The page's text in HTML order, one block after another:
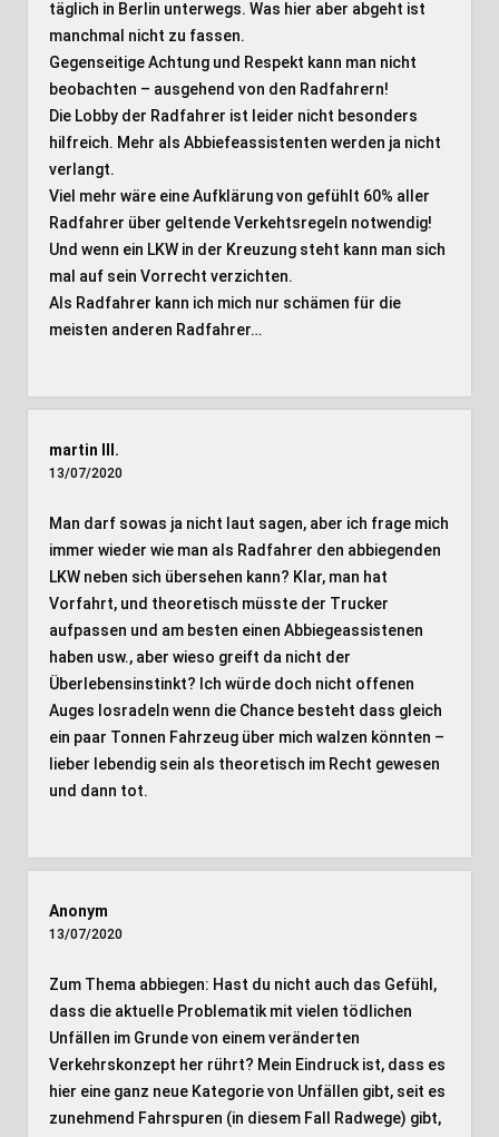
täglich in Berlin unterwegs. Was hier aber abgeht ist
manchmal nicht zu fassen.
Gegenseitige Achtung und Respekt kann man nicht
beobachten – ausgehend von den Radfahrern!
Die Lobby der Radfahrer ist leider nicht besonders
hilfreich. Mehr als Abbiefeassistenten werden ja nicht
verlangt.
Viel mehr wäre eine Aufklärung von gefühlt 60% aller
Radfahrer über geltende Verkehtsregeln notwendig!
Und wenn ein LKW in der Kreuzung steht kann man sich
mal auf sein Vorrecht verzichten.
Als Radfahrer kann ich mich nur schämen für die
meisten anderen Radfahrer…
martin III.
13/07/2020
Man darf sowas ja nicht laut sagen, aber ich frage mich
immer wieder wie man als Radfahrer den abbiegenden
LKW neben sich übersehen kann? Klar, man hat
Vorfahrt, und theoretisch müsste der Trucker
aufpassen und am besten einen Abbiegeassistenen
haben usw., aber wieso greift da nicht der
Überlebensinstinkt? Ich würde doch nicht offenen
Auges losradeln wenn die Chance besteht dass gleich
ein paar Tonnen Fahrzeug über mich walzen könnten –
lieber lebendig sein als theoretisch im Recht gewesen
und dann tot.
Anonym
13/07/2020
Zum Thema abbiegen: Hast du nicht auch das Gefühl,
dass die aktuelle Problematik mit vielen tödlichen
Unfällen im Grunde von einem veränderten
Verkehrskonzept her rührt? Mein Eindruck ist, dass es
hier eine ganz neue Kategorie von Unfällen gibt, seit es
zunehmend Fahrspuren (in diesem Fall Radwege) gibt,